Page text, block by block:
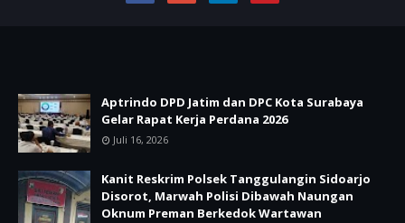
Aptrindo DPD Jatim dan DPC Kota Surabaya
Gelar Rapat Kerja Perdana 2026
Juli 16, 2026
Kanit Reskrim Polsek Tanggulangin Sidoarjo
Disorot, Marwah Polisi Dibawah Naungan
Oknum Preman Berkedok Wartawan